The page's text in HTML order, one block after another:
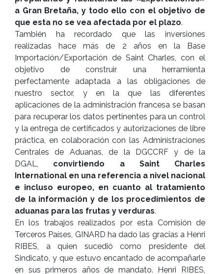
a Gran Bretaña, y todo ello con el objetivo de
que esta no se vea afectada por el plazo.
También ha recordado que las inversiones
realizadas hace más de 2 años en la Base
Importación/Exportación de Saint Charles, con el
objetivo de construir una herramienta
perfectamente adaptada a las obligaciones de
nuestro sector, y en la que las diferentes
aplicaciones de la administración francesa se basan
para recuperar los datos pertinentes para un control
y la entrega de certificados y autorizaciones de libre
práctica, en colaboración con las Administraciones
Centrales de Aduanas, de la DGCCRF y de la
DGAL, convirtiendo a Saint Charles
International en una referencia a nivel nacional
e incluso europeo, en cuanto al tratamiento
de la información y de los procedimientos de
aduanas para las frutas y verduras.
En los trabajos realizados por esta Comisión de
Terceros Países, GINARD ha dado las gracias a Henri
RIBES, a quien sucedió como presidente del
Sindicato, y que estuvo encantado de acompañarle
en sus primeros años de mandato. Henri RIBES,